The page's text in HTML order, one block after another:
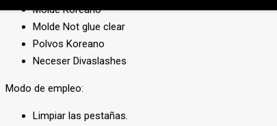
Molde Koreano
Molde Not glue clear
Polvos Koreano
Neceser Divaslashes
Modo de empleo:
Limpiar las pestañas.